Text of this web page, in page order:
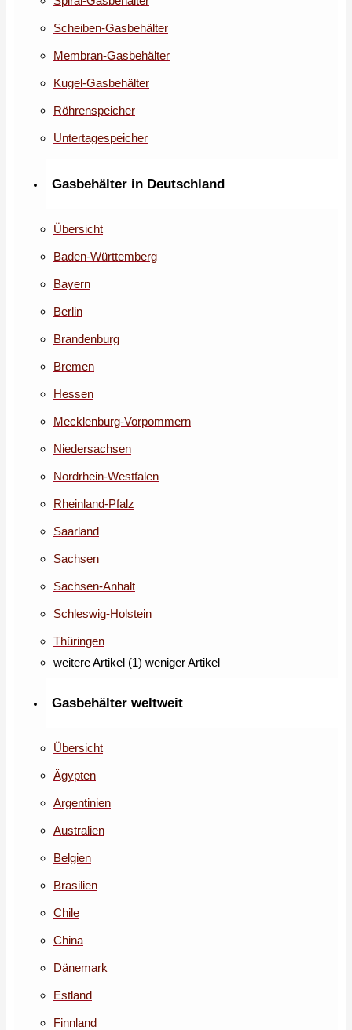
Scheiben-Gasbehälter
Membran-Gasbehälter
Kugel-Gasbehälter
Röhrenspeicher
Untertagespeicher
Gasbehälter in Deutschland
Übersicht
Baden-Württemberg
Bayern
Berlin
Brandenburg
Bremen
Hessen
Mecklenburg-Vorpommern
Niedersachsen
Nordrhein-Westfalen
Rheinland-Pfalz
Saarland
Sachsen
Sachsen-Anhalt
Schleswig-Holstein
Thüringen
weitere Artikel (1) weniger Artikel
Gasbehälter weltweit
Übersicht
Ägypten
Argentinien
Australien
Belgien
Brasilien
Chile
China
Dänemark
Estland
Finnland